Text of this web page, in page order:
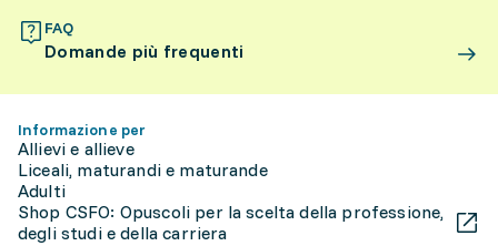
FAQ
Domande più frequenti
Informazione per
Allievi e allieve
Liceali, maturandi e maturande
Adulti
Shop CSFO: Opuscoli per la scelta della professione,
degli studi e della carriera